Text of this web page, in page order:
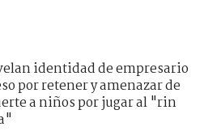
identidad de empresario
por retener y amenazar de
a niños por jugar al "rin